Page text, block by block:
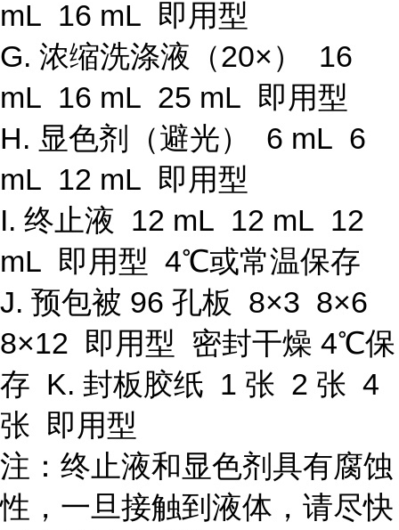
mL 16 mL 即用型
G. 浓缩洗涤液（20×） 16
mL 16 mL 25 mL 即用型
H. 显色剂（避光） 6 mL 6
mL 12 mL 即用型
I. 终止液 12 mL 12 mL 12
mL 即用型 4℃或常温保存
J. 预包被 96 孔板 8×3 8×6
8×12 即用型 密封干燥 4℃保
存 K. 封板胶纸 1 张 2 张 4
张 即用型
注：终止液和显色剂具有腐蚀
性，一旦接触到液体，请尽快